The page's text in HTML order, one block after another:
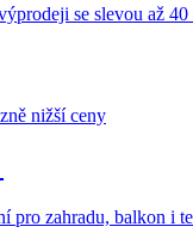
se slevou až 40
nižší ceny
pro zahradu, balkon i